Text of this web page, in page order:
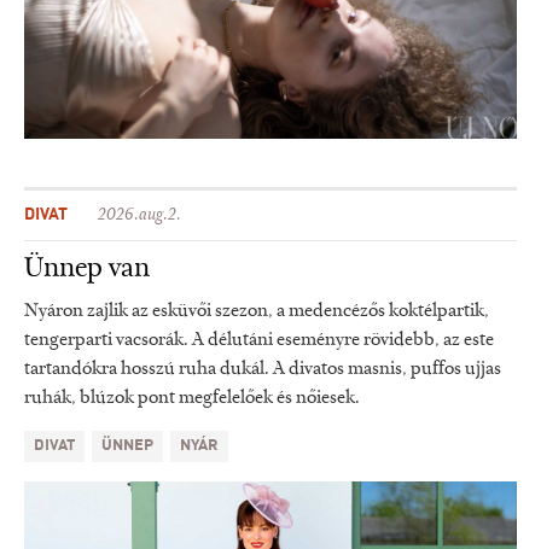
DIVAT 2026.aug.2.
Ünnep van
Nyáron zajlik az esküvői szezon, a medencézős koktélpartik,
tengerparti vacsorák. A délutáni eseményre rövidebb, az este
tartandókra hosszú ruha dukál. A divatos masnis, puffos ujjas
ruhák, blúzok pont megfelelőek és nőiesek.
DIVAT ÜNNEP NYÁR